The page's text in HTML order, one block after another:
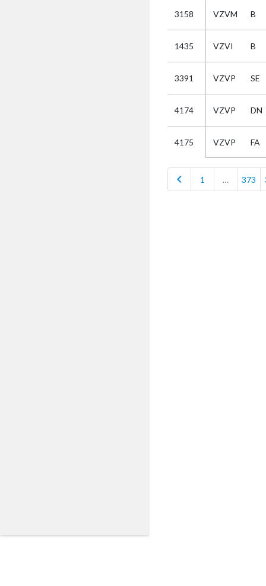
3158 VZVM B
1435 VZVI B
3391 VZVP SE
4174 VZVP DN
4175 VZVP FA
chevron_left 1 … 373